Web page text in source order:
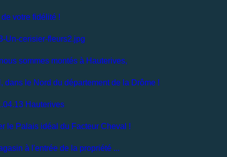
votre fidélité !
sommes montés à Hauterives,
dans le Nord du département de la Drôme !
le Palais idéal du Facteur Cheval !
à l'entrée de la propriété ...